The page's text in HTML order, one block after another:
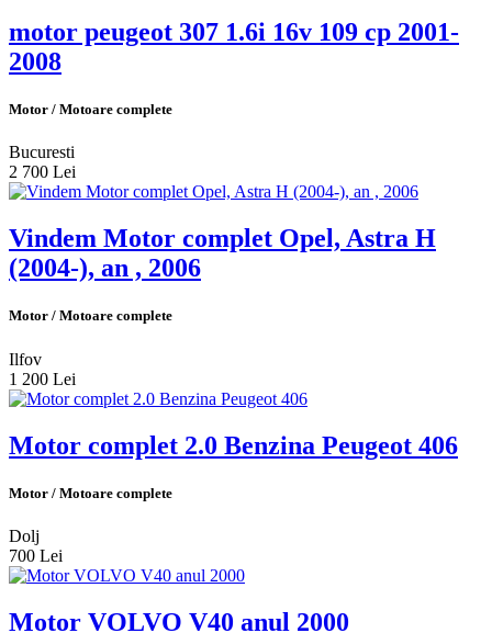
motor peugeot 307 1.6i 16v 109 cp 2001-
2008
Motor / Motoare complete
Bucuresti
2 700 Lei
Vindem Motor complet Opel, Astra H
(2004-), an , 2006
Motor / Motoare complete
Ilfov
1 200 Lei
Motor complet 2.0 Benzina Peugeot 406
Motor / Motoare complete
Dolj
700 Lei
Motor VOLVO V40 anul 2000